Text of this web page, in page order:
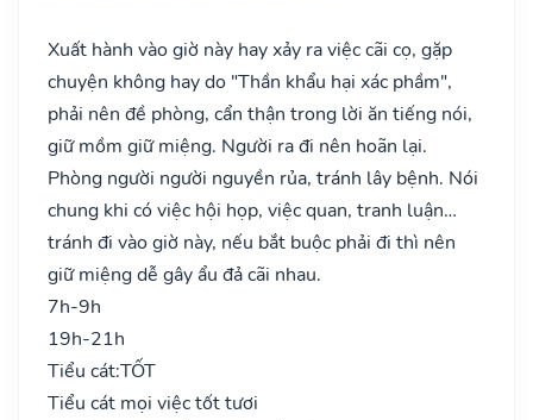
Xuất hành vào giờ này hay xảy ra việc cãi cọ, gặp
chuyện không hay do "Thần khẩu hại xác phầm",
phải nên đề phòng, cẩn thận trong lời ăn tiếng nói,
giữ mồm giữ miệng. Người ra đi nên hoãn lại.
Phòng người người nguyền rủa, tránh lây bệnh. Nói
chung khi có việc hội họp, việc quan, tranh luận…
tránh đi vào giờ này, nếu bắt buộc phải đi thì nên
giữ miệng dễ gây ẩu đả cãi nhau.
7h-9h
19h-21h
Tiểu cát:TỐT
Tiểu cát mọi việc tốt tươi